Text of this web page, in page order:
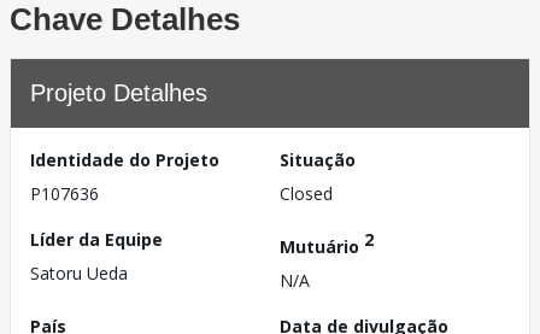
Chave Detalhes
Projeto Detalhes
Identidade do Projeto
P107636
Situação
Closed
Líder da Equipe
Satoru Ueda
Mutuário 2
N/A
País
Data de divulgação